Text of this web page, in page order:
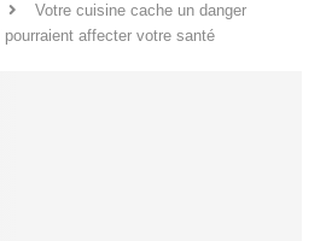
Votre cuisine cache un danger
affecter votre santé